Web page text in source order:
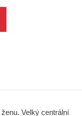
Velký centrální